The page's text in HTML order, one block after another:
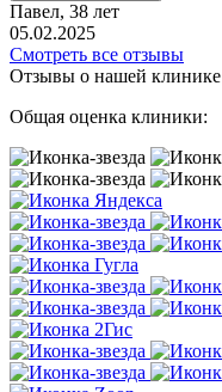
Павел, 38 лет
05.02.2025
Смотреть все отзывы
Отзывы о нашей клинике
Общая оценка клиники: